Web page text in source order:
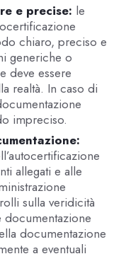
e precise: le
chiaro, preciso e
generiche o
deve essere
realtà. In caso di
impreciso.
allegati e alle
sulla veridicità
documentazione
a eventuali